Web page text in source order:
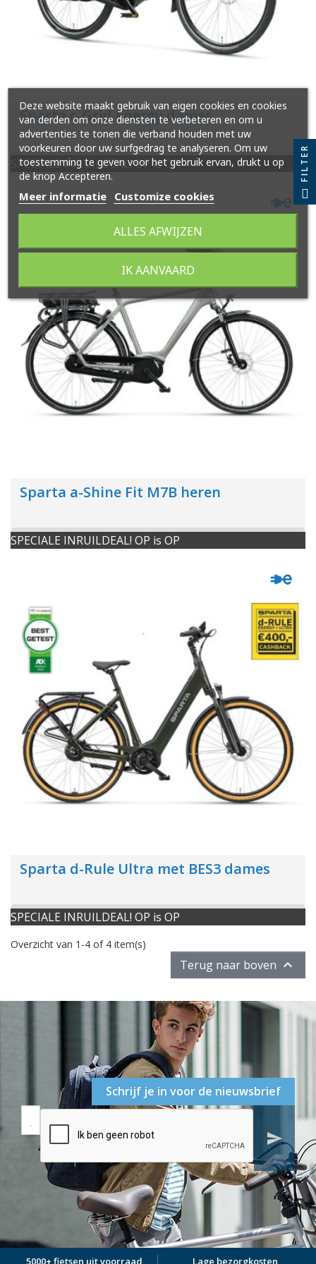
Sparta c-Grid Energy dames
SPECIALE INRUILDEAL! OP is OP
Sparta a-Shine Fit M7B heren
SPECIALE INRUILDEAL! OP is OP
Sparta d-Rule Ultra met BES3 dames
SPECIALE INRUILDEAL! OP is OP
Overzicht van 1-4 of 4 item(s)
Terug naar boven 
Schrijf je in voor de nieuwsbrief
send
5000+ fietsen uit voorraad Lage bezorgkosten
Deze website maakt gebruik van eigen cookies en cookies
van derden om onze diensten te verbeteren en om u
advertenties te tonen die verband houden met uw
voorkeuren door uw surfgedrag te analyseren. Om uw
toestemming te geven voor het gebruik ervan, drukt u op
de knop Accepteren.
Meer informatie Customize cookies
ALLES AFWIJZEN
IK AANVAARD
FILTER